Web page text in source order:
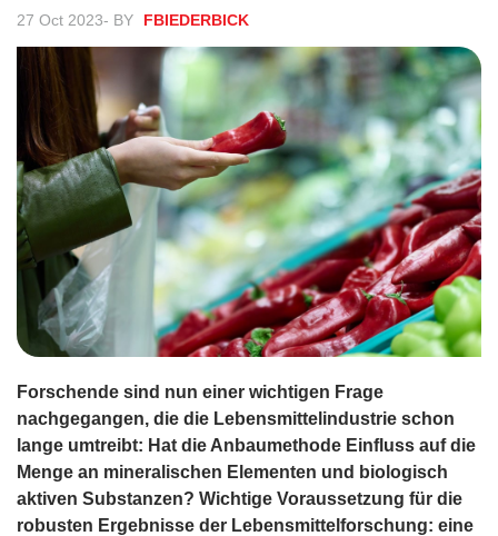
27 Oct 2023- BY FBIEDERBICK
Forschende sind nun einer wichtigen Frage
nachgegangen, die die Lebensmittelindustrie schon
lange umtreibt: Hat die Anbaumethode Einfluss auf die
Menge an mineralischen Elementen und biologisch
aktiven Substanzen? Wichtige Voraussetzung für die
robusten Ergebnisse der Lebensmittelforschung: eine